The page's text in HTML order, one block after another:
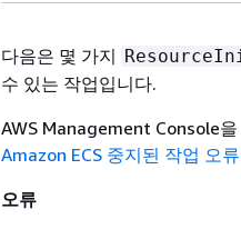
다음은 몇 가지
수 있는 작업입니다.
AWS Management Console
Amazon ECS 중지된 작업 오
오류